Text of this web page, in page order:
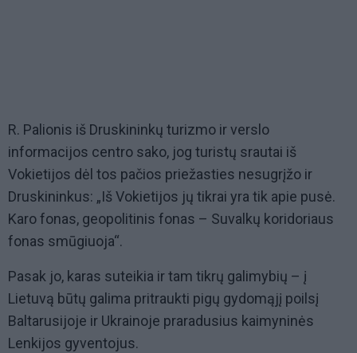
R. Palionis iš Druskininkų turizmo ir verslo
informacijos centro sako, jog turistų srautai iš
Vokietijos dėl tos pačios priežasties nesugrįžo ir
Druskininkus: „Iš Vokietijos jų tikrai yra tik apie pusė.
Karo fonas, geopolitinis fonas – Suvalkų koridoriaus
fonas smūgiuoja“.
Pasak jo, karas suteikia ir tam tikrų galimybių – į
Lietuvą būtų galima pritraukti pigų gydomąjį poilsį
Baltarusijoje ir Ukrainoje praradusius kaimyninės
Lenkijos gyventojus.